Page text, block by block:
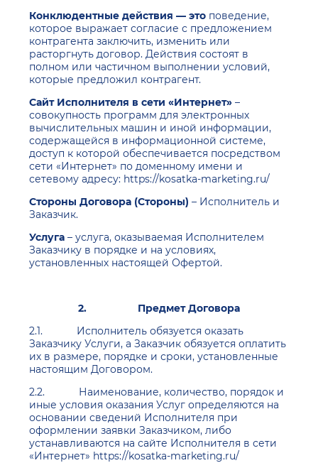
Конклюдентные действия — это поведение,
которое выражает согласие с предложением
контрагента заключить, изменить или
расторгнуть договор. Действия состоят в
полном или частичном выполнении условий,
которые предложил контрагент.
Сайт Исполнителя в сети «Интернет» –
совокупность программ для электронных
вычислительных машин и иной информации,
содержащейся в информационной системе,
доступ к которой обеспечивается посредством
сети «Интернет» по доменному имени и
сетевому адресу: https://kosatka-marketing.ru/
Стороны Договора (Стороны) – Исполнитель и
Заказчик.
Услуга – услуга, оказываемая Исполнителем
Заказчику в порядке и на условиях,
установленных настоящей Офертой.
2. Предмет Договора
2.1. Исполнитель обязуется оказать
Заказчику Услуги, а Заказчик обязуется оплатить
их в размере, порядке и сроки, установленные
настоящим Договором.
2.2. Наименование, количество, порядок и
иные условия оказания Услуг определяются на
основании сведений Исполнителя при
оформлении заявки Заказчиком, либо
устанавливаются на сайте Исполнителя в сети
«Интернет» https://kosatka-marketing.ru/